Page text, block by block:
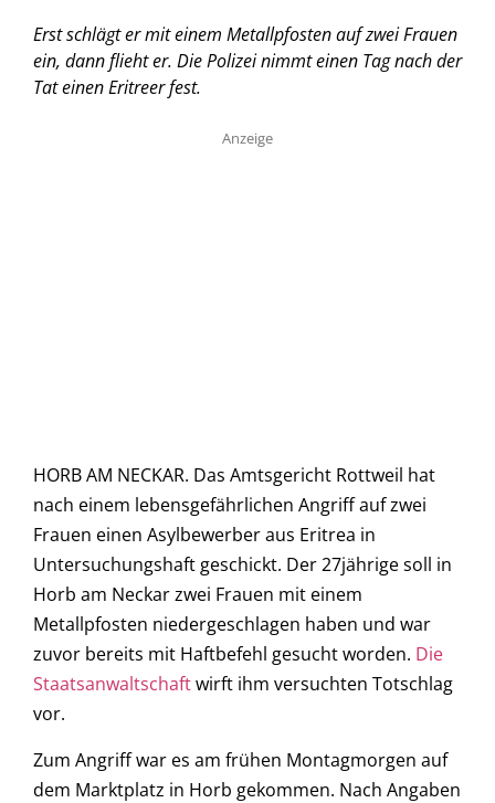
Erst schlägt er mit einem Metallpfosten auf zwei Frauen
ein, dann flieht er. Die Polizei nimmt einen Tag nach der
Tat einen Eritreer fest.
Anzeige
HORB AM NECKAR. Das Amtsgericht Rottweil hat
nach einem lebensgefährlichen Angriff auf zwei
Frauen einen Asylbewerber aus Eritrea in
Untersuchungshaft geschickt. Der 27jährige soll in
Horb am Neckar zwei Frauen mit einem
Metallpfosten niedergeschlagen haben und war
zuvor bereits mit Haftbefehl gesucht worden. Die
Staatsanwaltschaftwirft ihm versuchten Totschlag
vor.
Zum Angriff war es am frühen Montagmorgen auf
dem Marktplatz in Horb gekommen. Nach Angaben